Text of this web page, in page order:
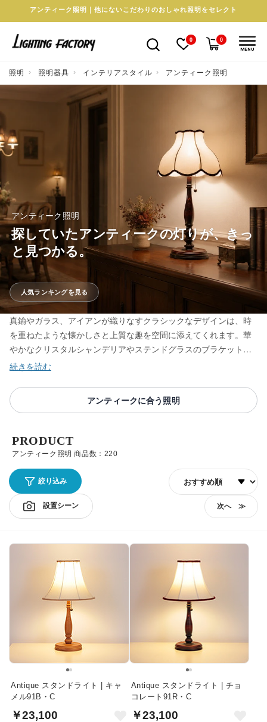
アンティーク照明｜他にないこだわりのおしゃれ照明をセレクト
0 0
MENU
照明 照明器具 インテリアスタイル アンティーク照明
人気ランキングを見る
アンティーク照明
探していたアンティークの灯りが、きっ
と見つかる。
真鍮やガラス、アイアンが織りなすクラシックなデザインは、時
を重ねたような懐かしさと上質な趣を空間に添えてくれます。華
やかなクリスタルシャンデリアやステンドグラスのブラケット、
味わい深いスタンドライトやペンダントまで、フレンチカントリ
います。見た目はクラシックでも中身は省エネLEDなので、雰囲
気と使いやすさを両立する一灯をお選びください。
アンティークに合う照明
アンティーク照明 商品数：220
PRODUCT
絞り込み
設置シーン
並び順
次へ ≫
Antique スタンドライト | キャ
メル91B・C
￥23,100
Antique スタンドライト | チョ
コレート91R・C
￥23,100